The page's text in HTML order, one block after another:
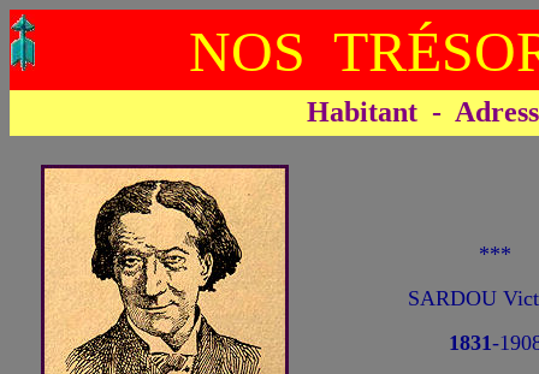
NOS
Habitant -
***
SARDOU
1831-